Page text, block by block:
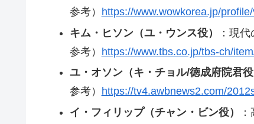
参考）
https://www.wowkorea.jp/
キム・ヒソン（ユ・ウンス役）
：現
参考） https://www.tbs.co.jp/tbs-ch/
ユ・オソン（キ・チョル/徳成府院君役
参考）
https://tv4.awbnews2.com/
イ・フィリップ（チャン・ビン役）